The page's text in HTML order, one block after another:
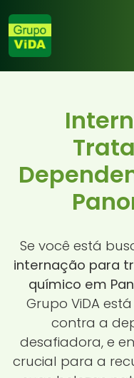
Se você está
internação para
químico em
Grupo ViDA
contra a
desafiadora, e
crucial para a